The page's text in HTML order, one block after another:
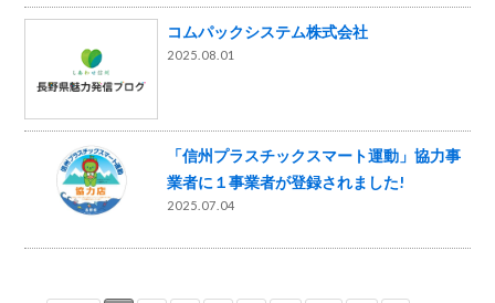
コムパックシステム株式会社
2025.08.01
「信州プラスチックスマート運動」協力事
業者に１事業者が登録されました!
2025.07.04